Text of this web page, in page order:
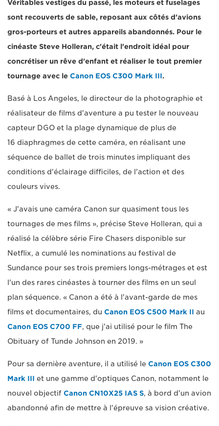
Véritables vestiges du passé, les moteurs et fuselages
sont recouverts de sable, reposant aux côtés d'avions
gros-porteurs et autres appareils abandonnés. Pour le
cinéaste Steve Holleran, c'était l'endroit idéal pour
concrétiser un rêve d'enfant et réaliser le tout premier
tournage avec le Canon EOS C300 Mark III.
Basé à Los Angeles, le directeur de la photographie et
réalisateur de films d'aventure a pu tester le nouveau
capteur DGO et la plage dynamique de plus de
16 diaphragmes de cette caméra, en réalisant une
séquence de ballet de trois minutes impliquant des
conditions d'éclairage difficiles, de l'action et des
couleurs vives.
« J'avais une caméra Canon sur quasiment tous les
tournages de mes films », précise Steve Holleran, qui a
réalisé la célèbre série Fire Chasers disponible sur
Netflix, a cumulé les nominations au festival de
Sundance pour ses trois premiers longs-métrages et est
l'un des rares cinéastes à tourner des films en un seul
plan séquence. « Canon a été à l'avant-garde de mes
films et documentaires, du Canon EOS C500 Mark II au
Canon EOS C700 FF, que j'ai utilisé pour le film The
Obituary of Tunde Johnson en 2019. »
Pour sa dernière aventure, il a utilisé le Canon EOS C300
Mark III et une gamme d'optiques Canon, notamment le
nouvel objectif Canon CN10X25 IAS S, à bord d'un avion
abandonné afin de mettre à l'épreuve sa vision créative.